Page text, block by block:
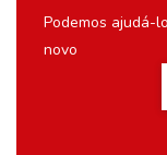
Podemos ajudá-
novo